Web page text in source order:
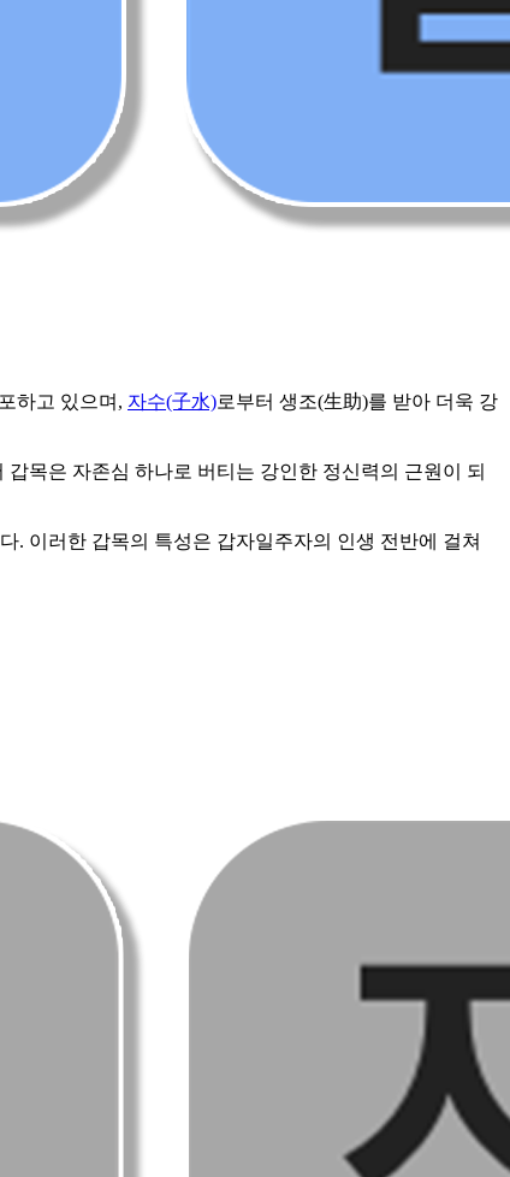
하고 있으며, 자수(子水)로부터 생조(生助)를 받아 더욱 강
목은 자존심 하나로 버티는 강인한 정신력의 근원이 되
. 이러한 갑목의 특성은 갑자일주자의 인생 전반에 걸쳐